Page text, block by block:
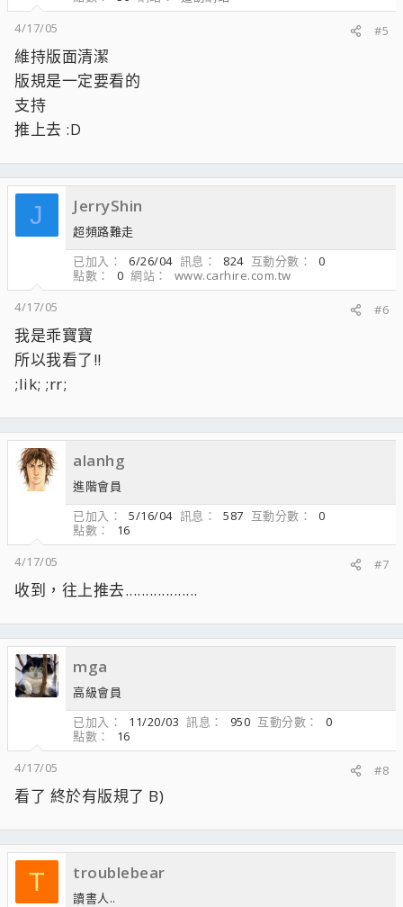
4/17/05
#5
維持版面清潔
版規是一定要看的
支持
推上去 :D
J JerryShin
超頻路難走
已加入
6/26/04 訊息 824 互動分數
0
點數
0 網站
www.carhire.com.tw
4/17/05
#6
我是乖寶寶
所以我看了!!
;lik; ;rr;
alanhg
進階會員
已加入
5/16/04 訊息 587 互動分數
0
點數
16
4/17/05
#7
收到，往上推去..................
mga
高級會員
已加入
11/20/03 訊息 950 互動分數
0
點數
16
4/17/05
#8
看了 終於有版規了 B)
T troublebear
讀書人..